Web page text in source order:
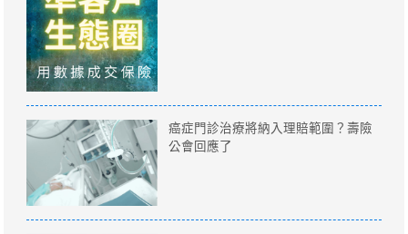
癌症門診治療將納入理賠範圍？壽險
公會回應了